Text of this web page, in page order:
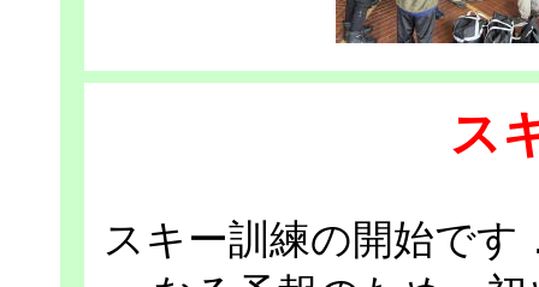
ス
スキー訓練の開始です